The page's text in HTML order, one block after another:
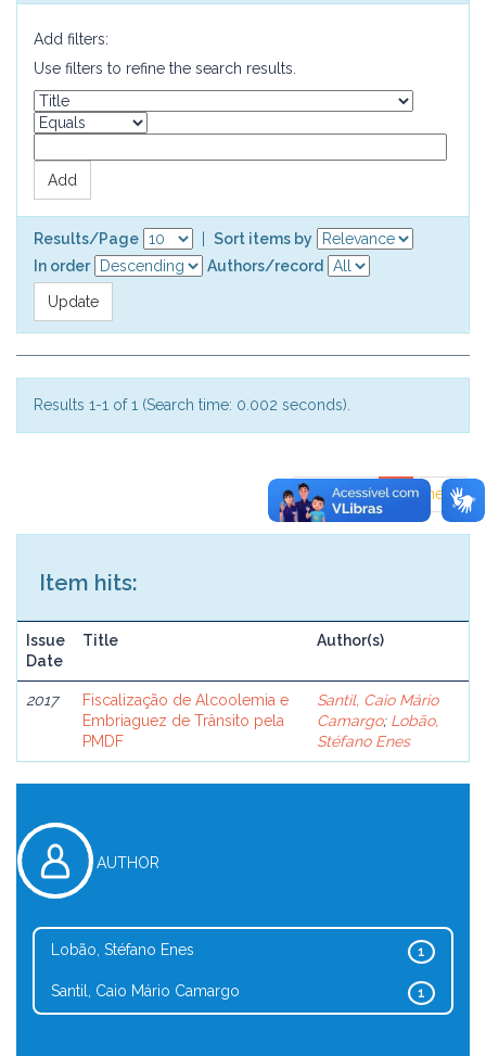
Add filters:
Use filters to refine the search results.
Results/Page
Sort items by
In order
Authors/record
Results 1-1 of 1 (Search time: 0.002 seconds).
previous 1 next
Item hits:
Issue
Date
Title Author(s)
2017
Fiscalização de Alcoolemia e
Embriaguez de Trânsito pela
PMDF
Santil, Caio Mário
Camargo; Lobão,
Stéfano Enes
AUTHOR
1
Lobão, Stéfano Enes
1
Santil, Caio Mário Camargo